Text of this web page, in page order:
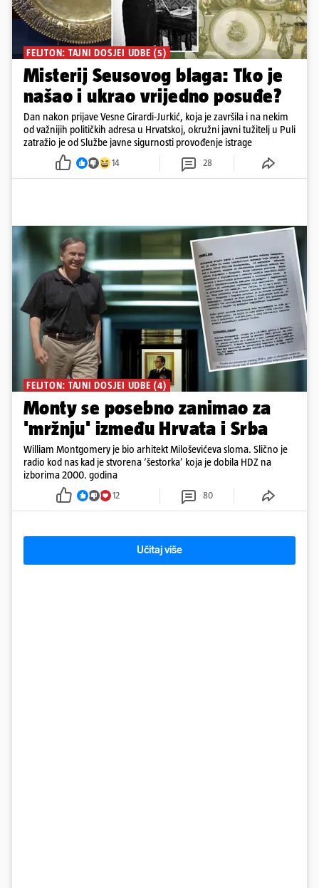
FELJTON: TAJNI DOSJEI UDBE (5)
Misterij Seusovog blaga: Tko je
našao i ukrao vrijedno posuđe?
Dan nakon prijave Vesne Girardi-Jurkić, koja je završila i na nekim
od važnijih političkih adresa u Hrvatskoj, okružni javni tužitelj u Puli
zatražio je od Službe javne sigurnosti provođenje istrage
14 28
FELJTON: TAJNI DOSJEI UDBE (4)
Monty se posebno zanimao za
'mržnju' između Hrvata i Srba
William Montgomery je bio arhitekt Miloševićeva sloma. Slično je
radio kod nas kad je stvorena ‘šestorka’ koja je dobila HDZ na
izborima 2000. godina
12 80
Učitaj više